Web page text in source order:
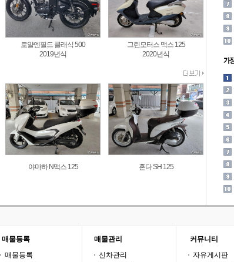
로얄엔필드 클래식 500
2019년식
그린모터스 맥스 125
2020년식
야마하 N맥스 125 혼다 SH 125
매물등록
매물등록
매물관리
신차관리
커뮤니티
자유게시판